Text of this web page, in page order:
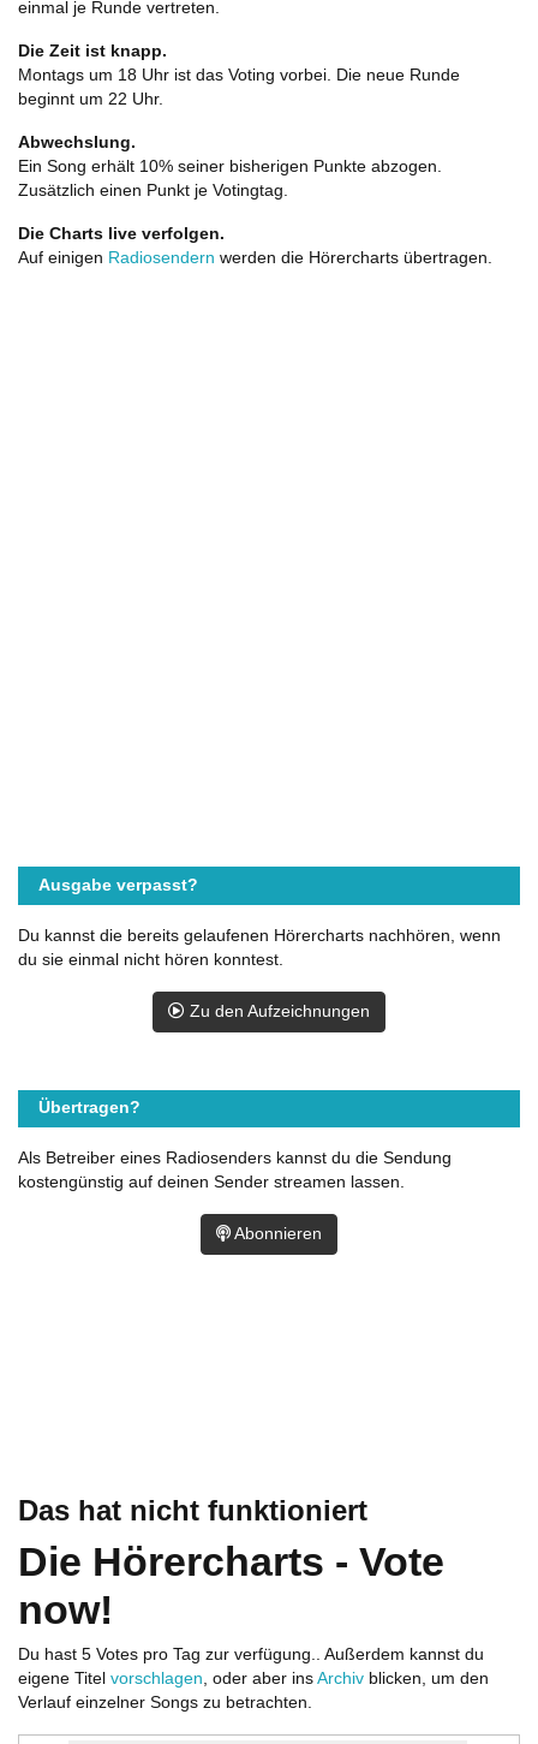
Das hat nicht funktioniert
Die Hörercharts - Vote
now!
Du hast 5 Votes pro Tag zur verfügung.. Außerdem kannst du
eigene Titel vorschlagen, oder aber ins Archiv blicken, um den
Verlauf einzelner Songs zu betrachten.
einmal je Runde vertreten.
Die Zeit ist knapp.
Montags um 18 Uhr ist das Voting vorbei. Die neue Runde
beginnt um 22 Uhr.
Abwechslung.
Ein Song erhält 10% seiner bisherigen Punkte abzogen.
Zusätzlich einen Punkt je Votingtag.
Die Charts live verfolgen.
Auf einigen Radiosendern werden die Hörercharts übertragen.
Ausgabe verpasst?
Du kannst die bereits gelaufenen Hörercharts nachhören, wenn
du sie einmal nicht hören konntest.
Zu den Aufzeichnungen
Übertragen?
Als Betreiber eines Radiosenders kannst du die Sendung
kostengünstig auf deinen Sender streamen lassen.
Abonnieren